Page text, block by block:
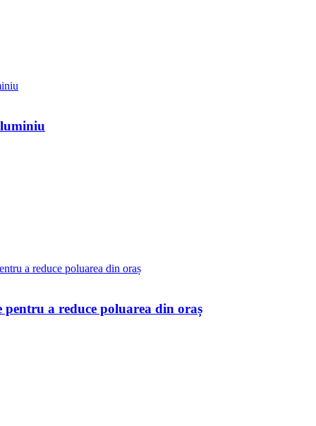
pentru a reduce poluarea din oraș